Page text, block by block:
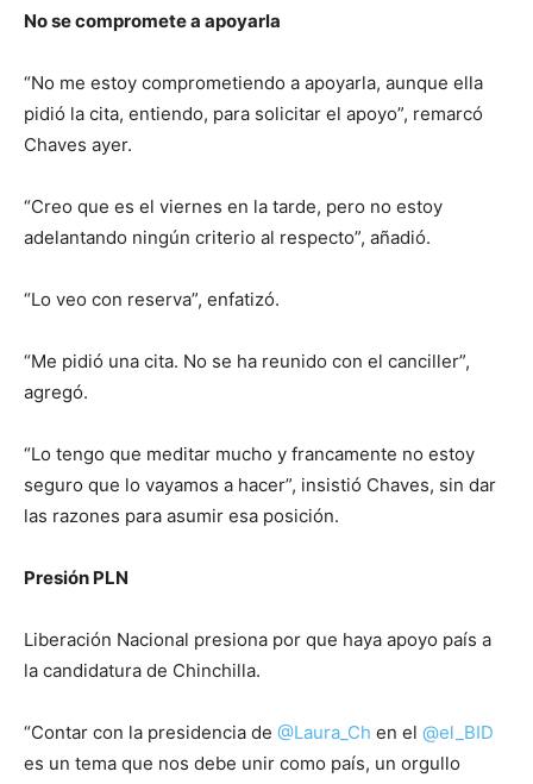
No se compromete a apoyarla
“No me estoy comprometiendo a apoyarla, aunque ella
pidió la cita, entiendo, para solicitar el apoyo”, remarcó
Chaves ayer.
“Creo que es el viernes en la tarde, pero no estoy
adelantando ningún criterio al respecto”, añadió.
“Lo veo con reserva”, enfatizó.
“Me pidió una cita. No se ha reunido con el canciller”,
agregó.
“Lo tengo que meditar mucho y francamente no estoy
seguro que lo vayamos a hacer”, insistió Chaves, sin dar
las razones para asumir esa posición.
Presión PLN
Liberación Nacional presiona por que haya apoyo país a
la candidatura de Chinchilla.
“Contar con la presidencia de @Laura_Ch en el @el_BID
es un tema que nos debe unir como país, un orgullo